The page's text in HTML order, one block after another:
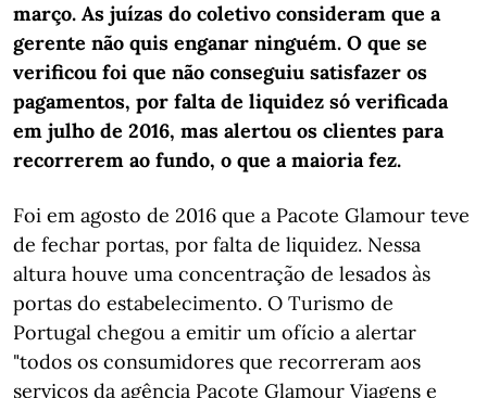
março. As juízas do coletivo consideram que a
gerente não quis enganar ninguém. O que se
verificou foi que não conseguiu satisfazer os
pagamentos, por falta de liquidez só verificada
em julho de 2016, mas alertou os clientes para
recorrerem ao fundo, o que a maioria fez.
Foi em agosto de 2016 que a Pacote Glamour teve
de fechar portas, por falta de liquidez. Nessa
altura houve uma concentração de lesados às
portas do estabelecimento. O Turismo de
Portugal chegou a emitir um ofício a alertar
"todos os consumidores que recorreram aos
serviços da agência Pacote Glamour Viagens e